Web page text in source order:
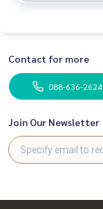
Contact for more
088-636-2624
Join Our Newsletter